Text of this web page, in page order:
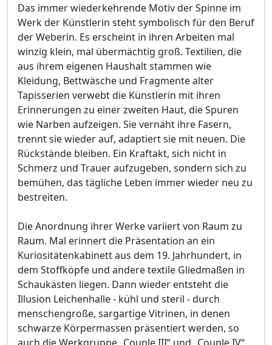
Das immer wiederkehrende Motiv der Spinne im
Werk der Künstlerin steht symbolisch für den Beruf
der Weberin. Es erscheint in ihren Arbeiten mal
winzig klein, mal übermächtig groß. Textilien, die
aus ihrem eigenen Haushalt stammen wie
Kleidung, Bettwäsche und Fragmente alter
Tapisserien verwebt die Künstlerin mit ihren
Erinnerungen zu einer zweiten Haut, die Spuren
wie Narben aufzeigen. Sie vernäht ihre Fasern,
trennt sie wieder auf, adaptiert sie mit neuen. Die
Rückstände bleiben. Ein Kraftakt, sich nicht in
Schmerz und Trauer aufzugeben, sondern sich zu
bemühen, das tägliche Leben immer wieder neu zu
bestreiten.
Die Anordnung ihrer Werke variiert von Raum zu
Raum. Mal erinnert die Präsentation an ein
Kuriositätenkabinett aus dem 19. Jahrhundert, in
dem Stoffköpfe und andere textile Gliedmaßen in
Schaukästen liegen. Dann wieder entsteht die
Illusion Leichenhalle - kühl und steril - durch
menschengroße, sargartige Vitrinen, in denen
schwarze Körpermassen präsentiert werden, so